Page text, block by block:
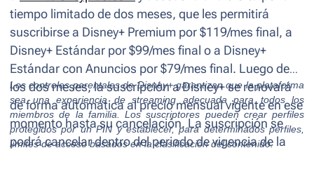
tiempo limitado de dos meses, que les permitirá
suscribirse a Disney+ Premium por $119/mes final, a
Disney+ Estándar por $99/mes final o a Disney+
Estándar con Anuncios por $79/mes final. Luego de
los dos meses, la suscripción a Disney+ se renovará
de forma automática al precio mensual vigente en ese
momento hasta su cancelación. La suscripción se
podrá cancelar dentro del periodo de vigencia de la
Los controles parentales de Disney+ garantizan que la plataforma
sea una experiencia de streaming adecuada para todos los
miembros de la familia. Los suscriptores pueden crear perfiles
protegidos por un PIN y establecer, para determinados perfiles,
límites de acceso basados en la clasificación del contenido.